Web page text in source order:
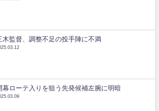
木監督、調整不足の投手陣に不満
幕ローテ入りを狙う先発候補左腕に明暗